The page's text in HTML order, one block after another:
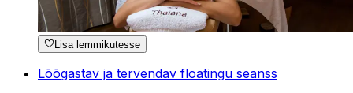
Lisa lemmikutesse
Lõõgastav ja tervendav floatingu seanss